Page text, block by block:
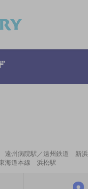
州病院駅／遠州鉄道 新浜
海道本線 浜松駅